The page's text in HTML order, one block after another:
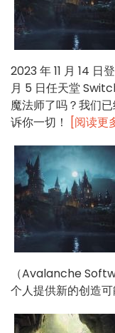
2023 年 11 月 14 日
月 5 日任天堂
魔法师了吗？我们
诉你一切！
[阅读更
（Avalanche
个人提供新的创造